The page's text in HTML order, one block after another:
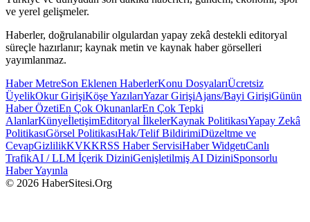
ve yerel gelişmeler.
Haberler, doğrulanabilir olgulardan yapay zekâ destekli editoryal
süreçle hazırlanır; kaynak metin ve kaynak haber görselleri
yayımlanmaz.
Haber MetreSon Eklenen HaberlerKonu DosyalarıÜcretsiz
ÜyelikOkur GirişiKöşe YazılarıYazar GirişiAjans/Bayi GirişiGünün
Haber ÖzetiEn Çok OkunanlarEn Çok Tepki
AlanlarKünyeİletişimEditoryal İlkelerKaynak PolitikasıYapay Zekâ
PolitikasıGörsel PolitikasıHak/Telif BildirimiDüzeltme ve
CevapGizlilikKVKKRSS Haber ServisiHaber WidgetıCanlı
TrafikAI / LLM İçerik DiziniGenişletilmiş AI DiziniSponsorlu
Haber Yayınla
© 2026 HaberSitesi.Org